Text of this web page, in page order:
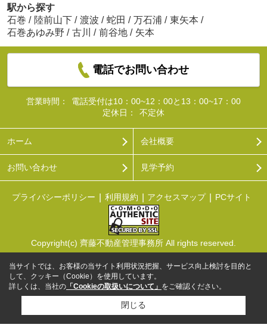
駅から探す
石巻 / 陸前山下 / 渡波 / 蛇田 / 万石浦 / 東矢本 /
石巻あゆみ野 / 古川 / 前谷地 / 矢本
電話でお問い合わせ
営業時間：
電話受付は10：00~12：00と13：00~17：00
定休日：
不定休
ホーム 会社概要
お問い合わせ 見学予約
プライバシーポリシー 利用規約 アクセスマップ PCサイト
Copyright(c) 齊藤不動産管理事務所 All rights reserved.
当サイトでは、お客様の当サイト利用状況把握、サービス向上検討を目的と
して、クッキー（Cookie）を使用しています。
詳しくは、当社の 「Cookieの取扱いについて」 をご確認ください。
閉じる